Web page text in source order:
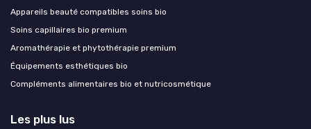
Appareils beauté compatibles soins bio
Soins capillaires bio premium
Aromathérapie et phytothérapie premium
Équipements esthétiques bio
Compléments alimentaires bio et nutricosmétique
Les plus lus